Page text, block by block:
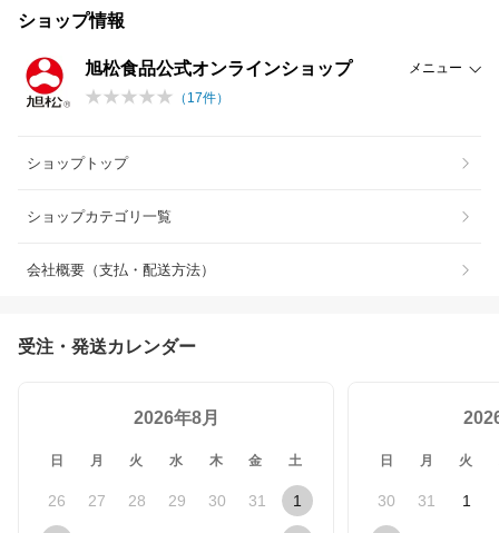
ショップ情報
旭松食品公式オンラインショップ
メニュー
（ 17件）
ショップトップ
ショップカテゴリ一覧
会社概要（支払・配送方法）
受注・発送カレンダー
2026年8月
日 月 火 水 木 金 土
26 27 28 29 30 31 1
日 月 火
30 31 1